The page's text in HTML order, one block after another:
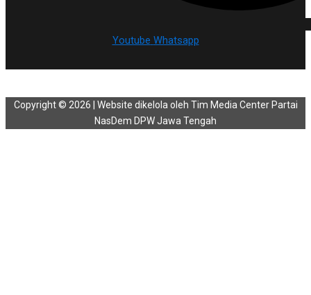
Youtube Whatsapp
Copyright © 2026 | Website dikelola oleh Tim Media Center Partai
NasDem DPW Jawa Tengah